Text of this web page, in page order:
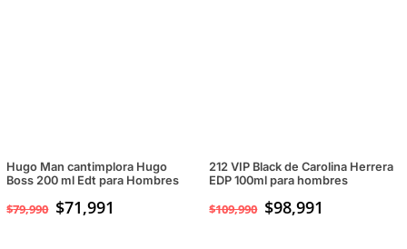
Hugo Man cantimplora Hugo
Boss 200 ml Edt para Hombres
$79,990 $71,991
212 VIP Black de Carolina Herrera
EDP 100ml para hombres
$109,990 $98,991